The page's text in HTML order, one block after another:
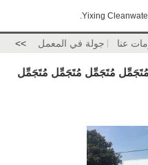
Yixing
عنا جولة في المعمل >>
مُتَجَمِّل مُتَجَمِّل مُتَجَمِّل